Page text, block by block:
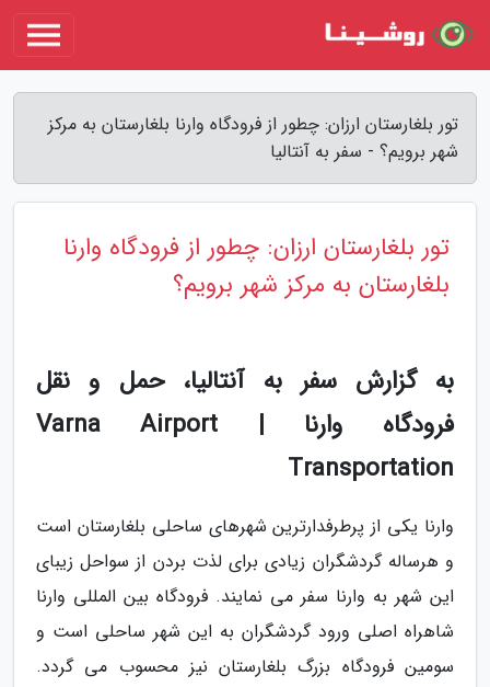
تور بلغارستان ارزان: چطور از فرودگاه وارنا بلغارستان به مرکز
شهر برویم؟ - سفر به آنتالیا
تور بلغارستان ارزان: چطور از فرودگاه وارنا
بلغارستان به مرکز شهر برویم؟
به گزارش سفر به آنتالیا، حمل و نقل
فرودگاه وارنا | Varna Airport
Transportation
وارنا یکی از پرطرفدارترین شهرهای ساحلی بلغارستان است
و هرساله گردشگران زیادی برای لذت بردن از سواحل زیبای
این شهر به وارنا سفر می نمایند. فرودگاه بین المللی وارنا
شاهراه اصلی ورود گردشگران به این شهر ساحلی است و
سومین فرودگاه بزرگ بلغارستان نیز محسوب می گردد.